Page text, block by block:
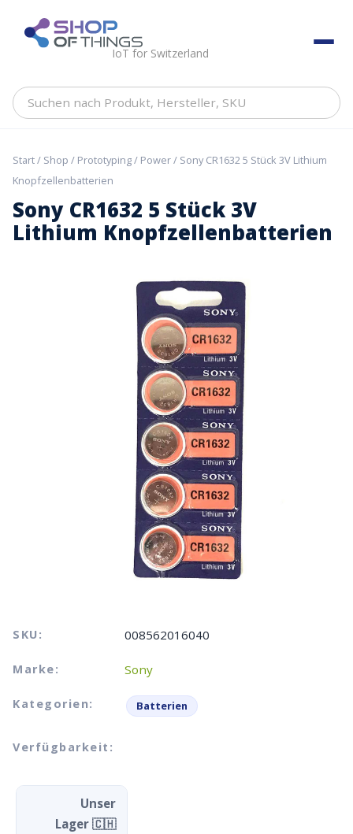
content ShopOfThings
IoT for Switzerland
Suchen
Hersteller,
Start/ Shop / Prototyping/ Power/ Sony CR1632 5 Stück 3V Lithium
Knopfzellenbatterien
Sony CR1632 5 Stück 3V
Lithium Knopfzellenbatterien
SKU: 008562016040
Marke: Sony
Kategorien: Batterien
Verfügbarkeit:
Unser
Lager 🇨🇭